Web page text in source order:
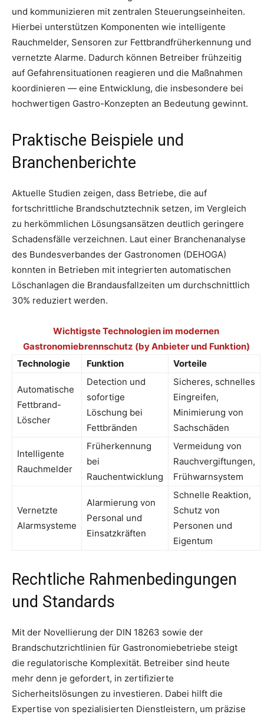
und kommunizieren mit zentralen Steuerungseinheiten.
Hierbei unterstützen Komponenten wie intelligente
Rauchmelder, Sensoren zur Fettbrandfrüherkennung und
vernetzte Alarme. Dadurch können Betreiber frühzeitig
auf Gefahrensituationen reagieren und die Maßnahmen
koordinieren — eine Entwicklung, die insbesondere bei
hochwertigen Gastro-Konzepten an Bedeutung gewinnt.
Praktische Beispiele und
Branchenberichte
Aktuelle Studien zeigen, dass Betriebe, die auf
fortschrittliche Brandschutztechnik setzen, im Vergleich
zu herkömmlichen Lösungsansätzen deutlich geringere
Schadensfälle verzeichnen. Laut einer Branchenanalyse
des Bundesverbandes der Gastronomen (DEHOGA)
konnten in Betrieben mit integrierten automatischen
Löschanlagen die Brandausfallzeiten um durchschnittlich
30% reduziert werden.
Wichtigste Technologien im modernen
Gastronomiebrennschutz (by Anbieter und Funktion)
Technologie
Funktion Vorteile
Automatische
Fettbrand-
Löscher
Detection und
sofortige
Löschung bei
Fettbränden
Sicheres, schnelles
Eingreifen,
Minimierung von
Sachschäden
Intelligente
Rauchmelder
Früherkennung
bei
Rauchentwicklung
Vermeidung von
Rauchvergiftungen,
Frühwarnsystem
Vernetzte
Alarmsysteme
Alarmierung von
Personal und
Einsatzkräften
Schnelle Reaktion,
Schutz von
Personen und
Eigentum
Rechtliche Rahmenbedingungen
und Standards
Mit der Novellierung der DIN 18263 sowie der
Brandschutzrichtlinien für Gastronomiebetriebe steigt
die regulatorische Komplexität. Betreiber sind heute
mehr denn je gefordert, in zertifizierte
Sicherheitslösungen zu investieren. Dabei hilft die
Expertise von spezialisierten Dienstleistern, um präzise